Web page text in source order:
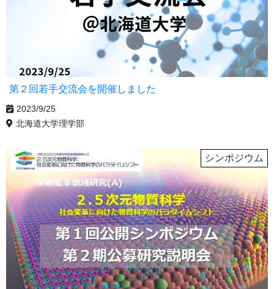
第２回若手交流会を開催しました
2023/9/25
北海道大学理学部
シンポジウム